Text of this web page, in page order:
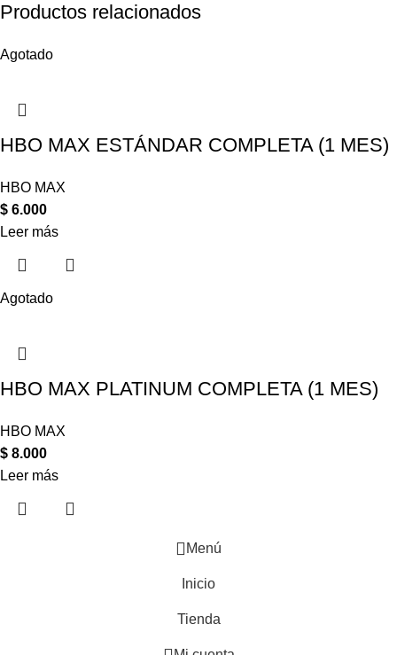
Productos relacionados
Agotado
HBO MAX ESTÁNDAR COMPLETA (1 MES)
HBO MAX
$ 6.000
Leer más
Agotado
HBO MAX PLATINUM COMPLETA (1 MES)
HBO MAX
$ 8.000
Leer más
Menú
Inicio
Tienda